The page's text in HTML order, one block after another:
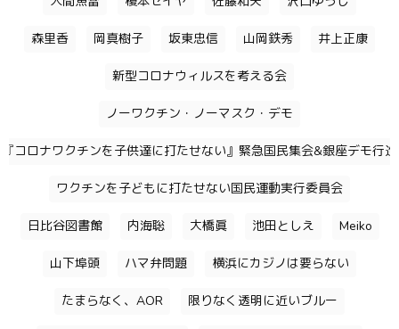
森里香 岡真樹子 坂東忠信 山岡鉄秀 井上正康
新型コロナウィルスを考える会
ノーワクチン・ノーマスク・デモ
『コロナワクチンを子供達に打たせない』緊急国民集会&銀座デモ行進
ワクチンを子どもに打たせない国民運動実行委員会
日比谷図書館 内海聡 大橋眞 池田としえ Meiko
山下埠頭 ハマ弁問題 横浜にカジノは要らない
たまらなく、AOR 限りなく透明に近いブルー